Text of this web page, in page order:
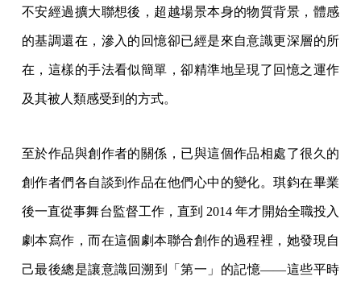
不安經過擴大聯想後，超越場景本身的物質背景，體感
的基調還在，滲入的回憶卻已經是來自意識更深層的所
在，這樣的手法看似簡單，卻精準地呈現了回憶之運作
及其被人類感受到的方式。
至於作品與創作者的關係，已與這個作品相處了很久的
創作者們各自談到作品在他們心中的變化。琪鈞在畢業
後一直從事舞台監督工作，直到 2014 年才開始全職投入
劇本寫作，而在這個劇本聯合創作的過程裡，她發現自
己最後總是讓意識回溯到「第一」的記憶——這些平時